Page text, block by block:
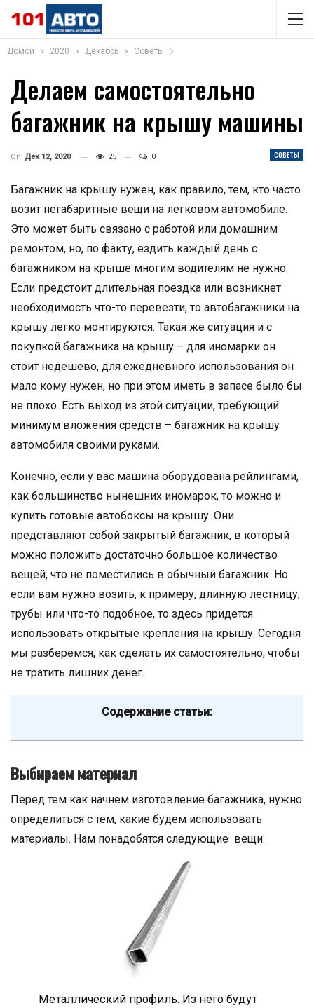
Домой 2020 Декабрь Советы
Делаем самостоятельно
багажник на крышу машины
СОВЕТЫ
On Дек 12, 2020 25 0
Багажник на крышу нужен, как правило, тем, кто часто
возит негабаритные вещи на легковом автомобиле.
Это может быть связано с работой или домашним
ремонтом, но, по факту, ездить каждый день с
багажником на крыше многим водителям не нужно.
Если предстоит длительная поездка или возникнет
необходимость что-то перевезти, то автобагажники на
крышу легко монтируются. Такая же ситуация и с
покупкой багажника на крышу – для иномарки он
стоит недешево, для ежедневного использования он
мало кому нужен, но при этом иметь в запасе было бы
не плохо. Есть выход из этой ситуации, требующий
минимум вложения средств – багажник на крышу
автомобиля своими руками.
Конечно, если у вас машина оборудована рейлингами,
как большинство нынешних иномарок, то можно и
купить готовые автобоксы на крышу. Они
представляют собой закрытый багажник, в который
можно положить достаточно большое количество
вещей, что не поместились в обычный багажник. Но
если вам нужно возить, к примеру, длинную лестницу,
трубы или что-то подобное, то здесь придется
использовать открытые крепления на крышу. Сегодня
мы разберемся, как сделать их самостоятельно, чтобы
не тратить лишних денег.
Содержание статьи:
Выбираем материал
Перед тем как начнем изготовление багажника, нужно
определиться с тем, какие будем использовать
материалы. Нам понадобятся следующие вещи:
Металлический профиль. Из него будут